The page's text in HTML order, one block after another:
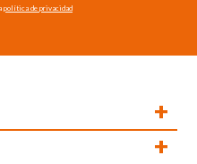
política de privacidad
+
+